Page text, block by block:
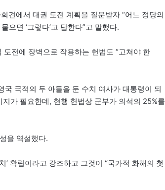
견에서 대권 도전 계획을 질문받자 “어느 정당의
으면 ‘그렇다’고 답한다”고 말했다.
전에 장벽으로 작용하는 헌법도 “고쳐야 한
국적의 두 아들을 둔 수치 여사가 대통령이 되
가 필요한데, 현행 헌법상 군부가 의석의 25%를
을 역설했다.
확립이라고 강조하고 그것이 “국가적 화해의 첫